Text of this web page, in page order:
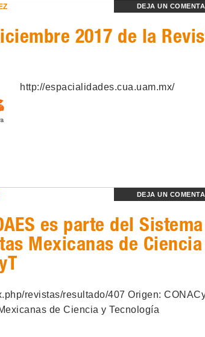
DEJA UN
2017 de la
http://espacialidades.cua.uam.mx/
DEJA UN
es parte del
Mexicanas de
revistas/resultado/407 Origen:
de Ciencia y Tecnología